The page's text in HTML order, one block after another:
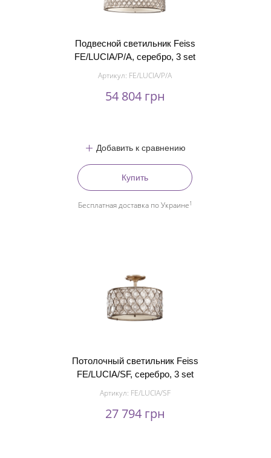
Подвесной светильник Feiss
FE/LUCIA/P/A, серебро, 3 set
Артикул: FE/LUCIA/P/A
54 804 грн
Добавить к сравнению
Купить
Бесплатная доставка по Украине1
Потолочный светильник Feiss
FE/LUCIA/SF, серебро, 3 set
Артикул: FE/LUCIA/SF
27 794 грн